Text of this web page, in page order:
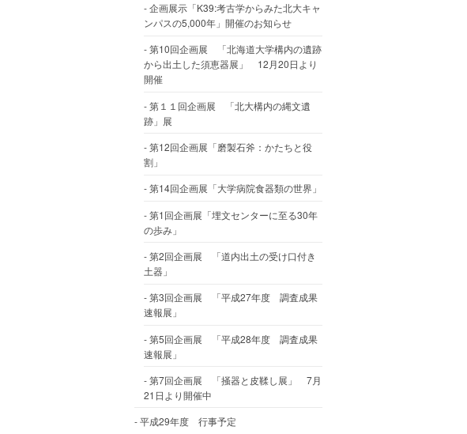
企画展示「K39:考古学からみた北大キャ
ンパスの5,000年」開催のお知らせ
第10回企画展 「北海道大学構内の遺跡
から出土した須恵器展」 12月20日より
開催
第１１回企画展 「北大構内の縄文遺
跡」展
第12回企画展「磨製石斧：かたちと役
割」
第14回企画展「大学病院食器類の世界」
第1回企画展「埋文センターに至る30年
の歩み」
第2回企画展 「道内出土の受け口付き
土器」
第3回企画展 「平成27年度 調査成果
速報展」
第5回企画展 「平成28年度 調査成果
速報展」
第7回企画展 「掻器と皮鞣し展」 7月
21日より開催中
平成29年度 行事予定